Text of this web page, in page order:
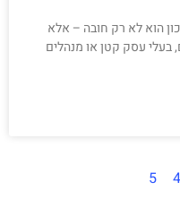
הוא לא רק חובה – אלא
בעלי עסק קטן או מנהלים
4
5